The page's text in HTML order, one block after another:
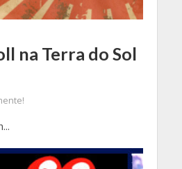
na Terra do Sol